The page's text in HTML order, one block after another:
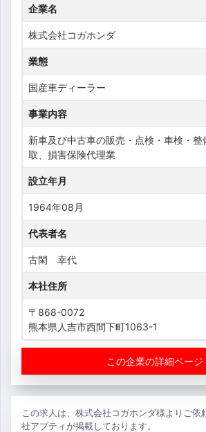
企業名
株式会社コガホンダ
業態
国産車ディーラー
事業内容
新車及び中古車の販売・点検・車検・整
取、損害保険代理業
設立年月
1964年08月
代表者名
古閑 幸代
本社住所
〒868-0072
熊本県人吉市西間下町1063-1
この企業の詳細ページ
この求人は、株式会社コガホンダ様よりご依
社アプティが掲載しております。